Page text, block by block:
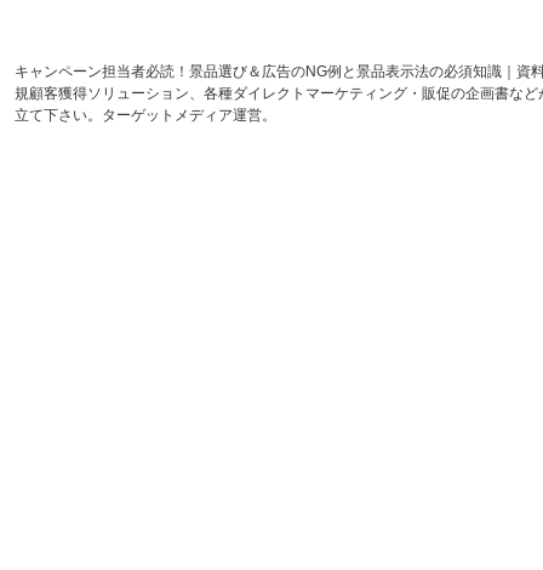
キャンペーン担当者必読！景品選び＆広告のNG例と景品表示法の必須知識｜
規顧客獲得ソリューション、各種ダイレクトマーケティング・販促の企画書な
立て下さい。ターゲットメディア運営。